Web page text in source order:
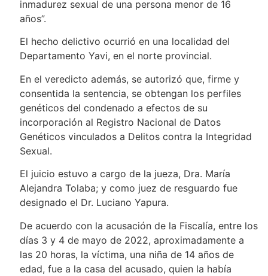
inmadurez sexual de una persona menor de 16
años”.
El hecho delictivo ocurrió en una localidad del
Departamento Yavi, en el norte provincial.
En el veredicto además, se autorizó que, firme y
consentida la sentencia, se obtengan los perfiles
genéticos del condenado a efectos de su
incorporación al Registro Nacional de Datos
Genéticos vinculados a Delitos contra la Integridad
Sexual.
El juicio estuvo a cargo de la jueza, Dra. María
Alejandra Tolaba; y como juez de resguardo fue
designado el Dr. Luciano Yapura.
De acuerdo con la acusación de la Fiscalía, entre los
días 3 y 4 de mayo de 2022, aproximadamente a
las 20 horas, la víctima, una niña de 14 años de
edad, fue a la casa del acusado, quien la había